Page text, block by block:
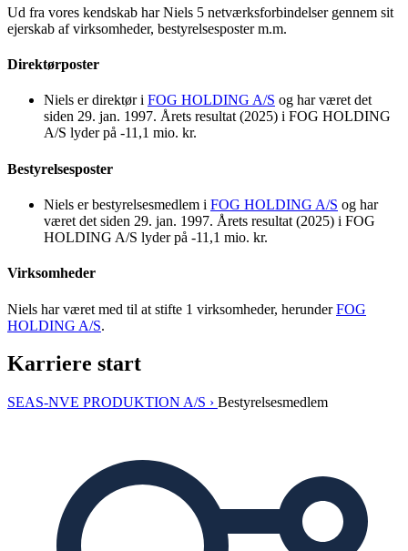
Ud fra vores kendskab har Niels 5 netværksforbindelser gennem sit
ejerskab af virksomheder, bestyrelsesposter m.m.
Direktørposter
Niels er direktør i FOG HOLDING A/S og har været det
siden 29. jan. 1997. Årets resultat (2025) i FOG HOLDING
A/S lyder på -11,1 mio. kr.
Bestyrelsesposter
Niels er bestyrelsesmedlem i FOG HOLDING A/S og har
været det siden 29. jan. 1997. Årets resultat (2025) i FOG
HOLDING A/S lyder på -11,1 mio. kr.
Virksomheder
Niels har været med til at stifte 1 virksomheder, herunderFOG
HOLDING A/S.
Karriere start
SEAS-NVE PRODUKTION A/S › Bestyrelsesmedlem